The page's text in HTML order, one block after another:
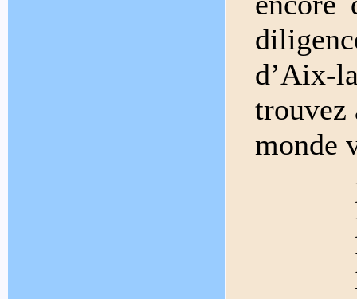
d’Aix-
trouvez
monde